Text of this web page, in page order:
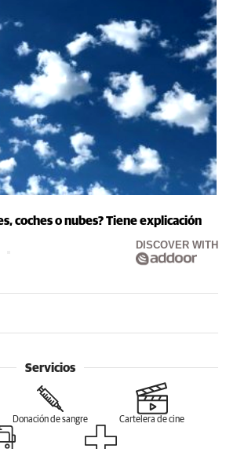
coches o nubes? Tiene explicación
DISCOVER WITH
Servicios
Donación de sangre Cartelera de cine